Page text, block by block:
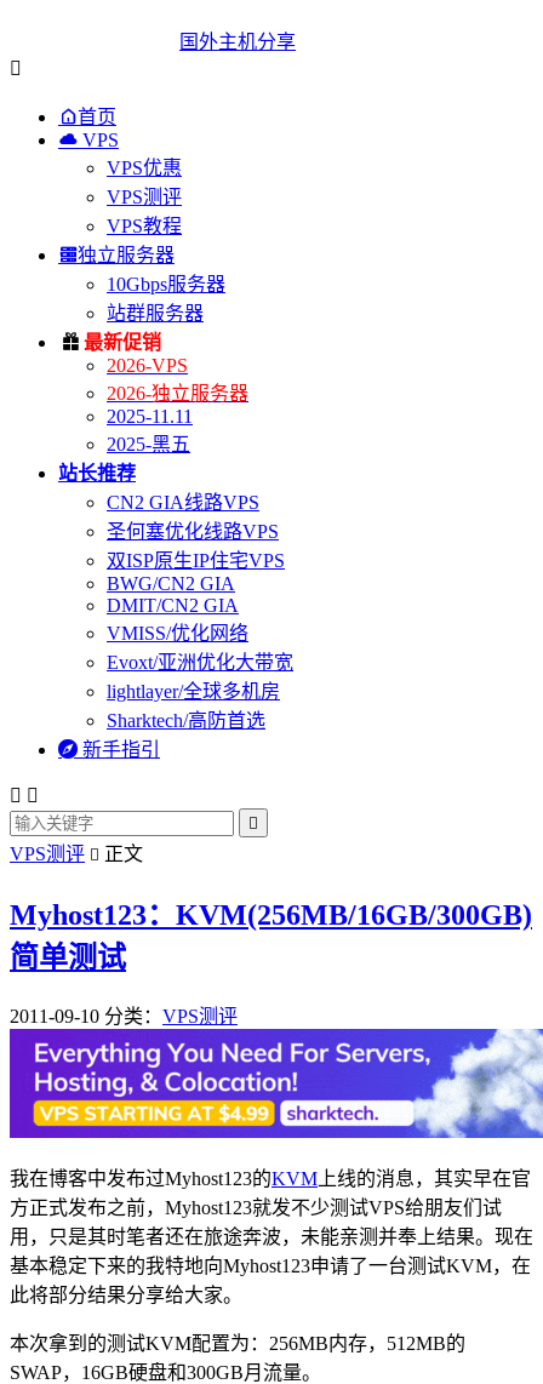
国外主机分享

首页
 VPS
VPS优惠
VPS测评
VPS教程
独立服务器
10Gbps服务器
站群服务器
 最新促销
2026-VPS
2026-独立服务器
2025-11.11
2025-黑五
站长推荐
CN2 GIA线路VPS
圣何塞优化线路VPS
双ISP原生IP住宅VPS
BWG/CN2 GIA
DMIT/CN2 GIA
VMISS/优化网络
Evoxt/亚洲优化大带宽
lightlayer/全球多机房
Sharktech/高防首选
 新手指引
 

VPS测评  正文
Myhost123：KVM(256MB/16GB/300GB)
简单测试
2011-09-10 分类： VPS测评
我在博客中发布过Myhost123的KVM 上线的消息，其实早在官
方正式发布之前，Myhost123就发不少测试VPS给朋友们试
用，只是其时笔者还在旅途奔波，未能亲测并奉上结果。现在
基本稳定下来的我特地向Myhost123申请了一台测试KVM，在
此将部分结果分享给大家。
本次拿到的测试KVM配置为：256MB内存，512MB的
SWAP，16GB硬盘和300GB月流量。